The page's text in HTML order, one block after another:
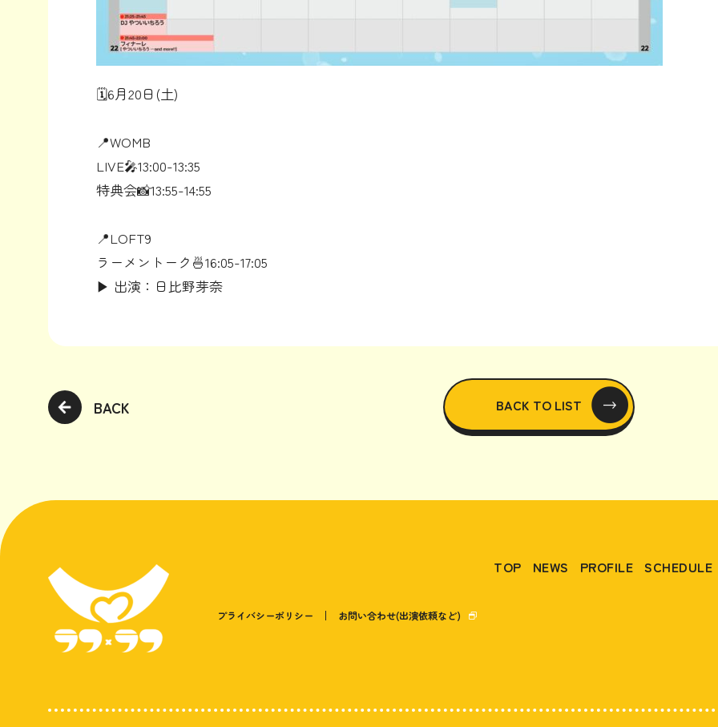
🗓️6月20日(土)
📍WOMB
LIVE🎤13:00-13:35
特典会📸13:55-14:55
📍LOFT9
ラーメントーク🍜16:05-17:05
▶︎ 出演：日比野芽奈
BACK BACK TO LIST
TOP NEWS PROFILE SCHEDULE
プライバシーポリシー お問い合わせ(出演依頼など)